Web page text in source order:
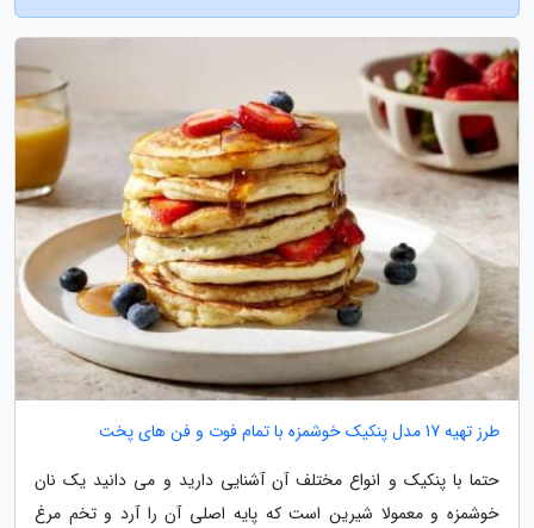
طرز تهیه 17 مدل پنکیک خوشمزه با تمام فوت و فن های پخت
حتما با پنکیک و انواع مختلف آن آشنایی دارید و می دانید یک نان
خوشمزه و معمولا شیرین است که پایه اصلی آن را آرد و تخم مرغ